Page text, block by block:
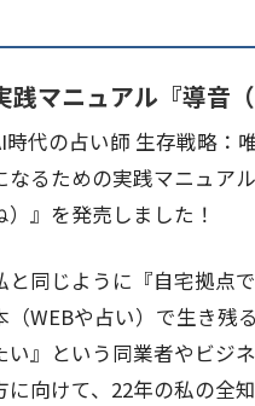
践マニュアル『導音（
時代の占い師 生存戦略：
なるための実践マニュア
）』を発売しました！
と同じように『自宅拠点
（WEBや占い）で生き残
い』という同業者やビジ
に向けて、22年の私の全